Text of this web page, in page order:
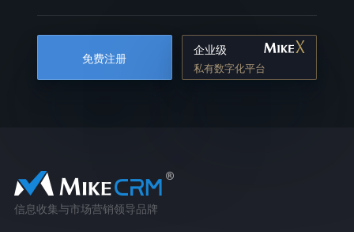
免费注册
企业级
私有数字化平台
信息收集与市场营销领导品牌